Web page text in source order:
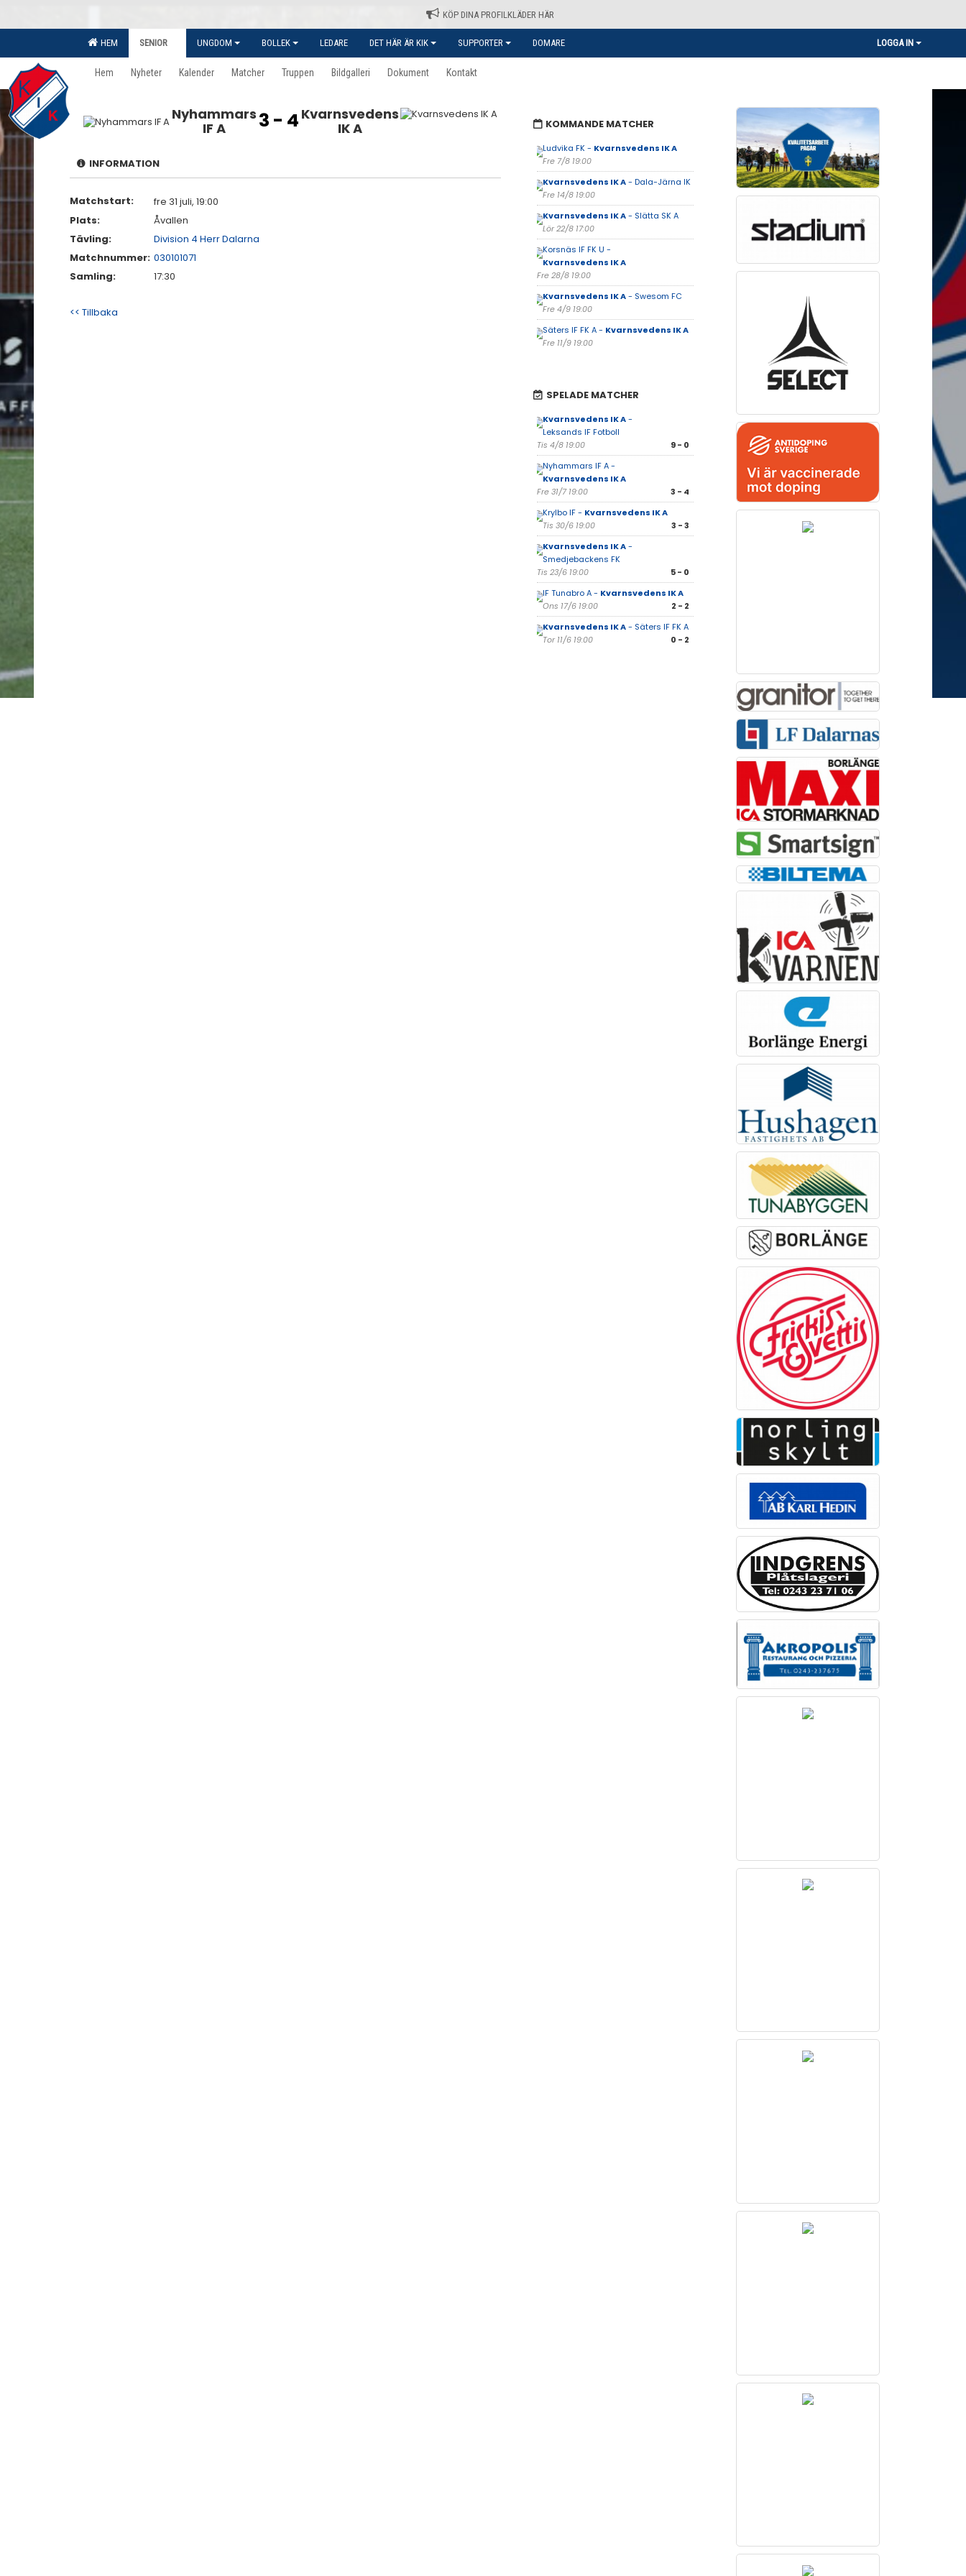
KÖP DINA PROFILKLÄDER HÄR
HEM SENIOR UNGDOM BOLLEK LEDARE DET HÄR ÄR KIK SUPPORTER DOMARE LOGGA IN
Hem Nyheter Kalender Matcher Truppen Bildgalleri Dokument Kontakt
Nyhammars
IF A
3 - 4 Kvarnsvedens
IK A
INFORMATION
Matchstart:
fre 31 juli, 19:00
Plats:
Åvallen
Tävling:
Division 4 Herr Dalarna
Matchnummer: 030101071
Samling:
17:30
<< Tillbaka
KOMMANDE MATCHER
Ludvika FK - Kvarnsvedens IK A
Fre 7/8 19:00
Kvarnsvedens IK A- Dala-Järna IK
Fre 14/8 19:00
Kvarnsvedens IK A- Slätta SK A
Lör 22/8 17:00
Korsnäs IF FK U -
Kvarnsvedens IK A
Fre 28/8 19:00
Kvarnsvedens IK A- Swesom FC
Fre 4/9 19:00
Säters IF FK A - Kvarnsvedens IK A
Fre 11/9 19:00
SPELADE MATCHER
Kvarnsvedens IK A-
Leksands IF Fotboll
Tis 4/8 19:00
9 - 0
Nyhammars IF A -
Kvarnsvedens IK A
Fre 31/7 19:00
3 - 4
Krylbo IF - Kvarnsvedens IK A
Tis 30/6 19:00
3 - 3
Kvarnsvedens IK A-
Smedjebackens FK
Tis 23/6 19:00
5 - 0
IF Tunabro A - Kvarnsvedens IK A
Ons 17/6 19:00
2 - 2
Kvarnsvedens IK A- Säters IF FK A
Tor 11/6 19:00
0 - 2